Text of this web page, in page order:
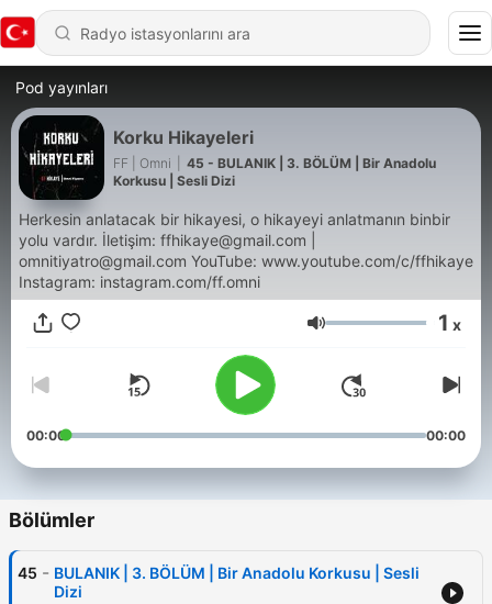
Pod yayınları
Korku Hikayeleri
FF | Omni
45 - BULANIK | 3. BÖLÜM | Bir Anadolu
Korkusu | Sesli Dizi
Herkesin anlatacak bir hikayesi, o hikayeyi anlatmanın binbir
yolu vardır. İletişim: ffhikaye@gmail.com |
omnitiyatro@gmail.com YouTube: www.youtube.com/c/ffhikaye
Instagram: instagram.com/ff.omni
Ses 1 x
00:00 00:00
Bölümler
45 - BULANIK | 3. BÖLÜM | Bir Anadolu Korkusu | Sesli
Dizi